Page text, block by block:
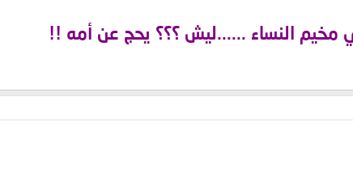
النساء ......ليش ؟؟؟ يحج عن أمه !!